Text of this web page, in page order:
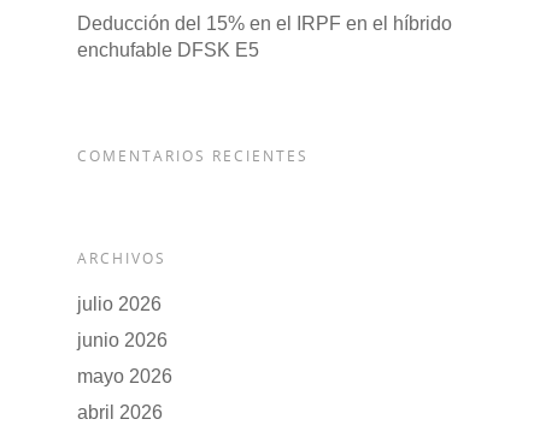
Deducción del 15% en el IRPF en el híbrido
enchufable DFSK E5
COMENTARIOS RECIENTES
ARCHIVOS
julio 2026
junio 2026
mayo 2026
abril 2026